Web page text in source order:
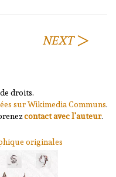
NEXT
droits.
sur Wikimedia Communs.
contact avec l'auteur.
originales